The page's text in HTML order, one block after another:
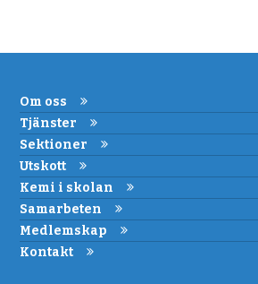
Om oss
Tjänster
Sektioner
Utskott
Kemi i skolan
Samarbeten
Medlemskap
Kontakt